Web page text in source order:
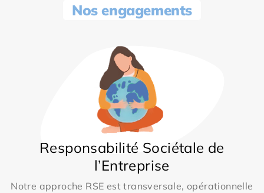
Nos engagements
Responsabilité Sociétale de
l’Entreprise
Notre approche RSE est transversale, opérationnelle